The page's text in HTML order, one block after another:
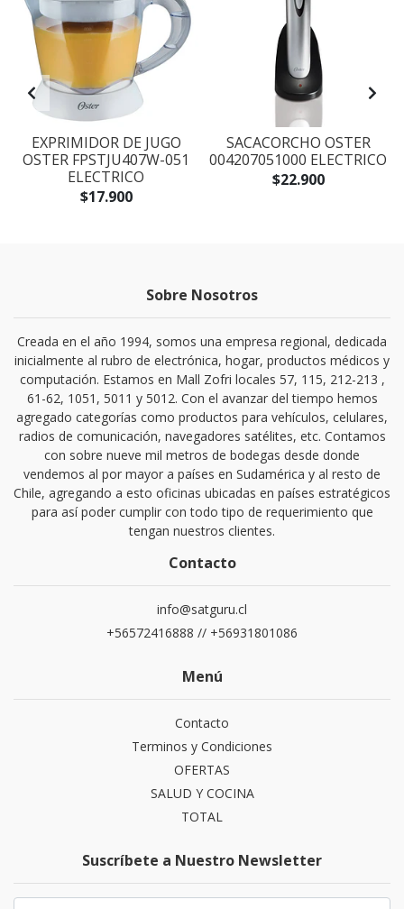
EXPRIMIDOR DE JUGO
OSTER FPSTJU407W-051
ELECTRICO
$17.900
SACACORCHO OSTER
004207051000 ELECTRICO
$22.900
Sobre Nosotros
Creada en el año 1994, somos una empresa regional, dedicada
inicialmente al rubro de electrónica, hogar, productos médicos y
computación. Estamos en Mall Zofri locales 57, 115, 212-213 ,
61-62, 1051, 5011 y 5012. Con el avanzar del tiempo hemos
agregado categorías como productos para vehículos, celulares,
radios de comunicación, navegadores satélites, etc. Contamos
con sobre nueve mil metros de bodegas desde donde
vendemos al por mayor a países en Sudamérica y al resto de
Chile, agregando a esto oficinas ubicadas en países estratégicos
para así poder cumplir con todo tipo de requerimiento que
tengan nuestros clientes.
Contacto
info@satguru.cl
+56572416888 // +56931801086
Menú
Contacto
Terminos y Condiciones
OFERTAS
SALUD Y COCINA
TOTAL
Suscríbete a Nuestro Newsletter